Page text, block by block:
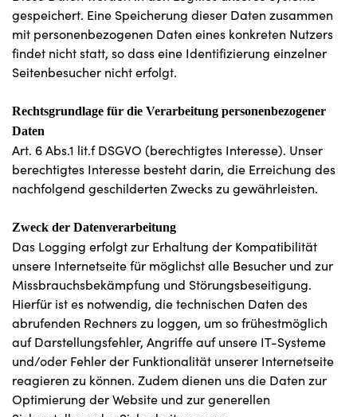
gespeichert. Eine Speicherung dieser Daten zusammen
mit personenbezogenen Daten eines konkreten Nutzers
findet nicht statt, so dass eine Identifizierung einzelner
Seitenbesucher nicht erfolgt.
Rechtsgrundlage für die Verarbeitung personenbezogener
Daten
Art. 6 Abs.1 lit.f DSGVO (berechtigtes Interesse). Unser
berechtigtes Interesse besteht darin, die Erreichung des
nachfolgend geschilderten Zwecks zu gewährleisten.
Zweck der Datenverarbeitung
Das Logging erfolgt zur Erhaltung der Kompatibilität
unsere Internetseite für möglichst alle Besucher und zur
Missbrauchsbekämpfung und Störungsbeseitigung.
Hierfür ist es notwendig, die technischen Daten des
abrufenden Rechners zu loggen, um so frühestmöglich
auf Darstellungsfehler, Angriffe auf unsere IT-Systeme
und/oder Fehler der Funktionalität unserer Internetseite
reagieren zu können. Zudem dienen uns die Daten zur
Optimierung der Website und zur generellen